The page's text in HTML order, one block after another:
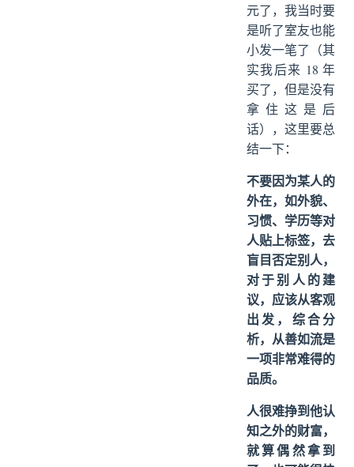
元了，我当时要
是听了室友也能
小发一笔了（其
实我后来 18 年
买了，但是没有
拿住这是后
话），这里要总
结一下：
不要因为某人的
外在，如外貌、
习惯、学历等对
人贴上标签，去
盲目否定别人，
对于别人的建
议，应该从客观
出发，综合分
析，从善如流是
一项非常难得的
品质。
人很难挣到他认
知之外的财富，
就算偶然拿到